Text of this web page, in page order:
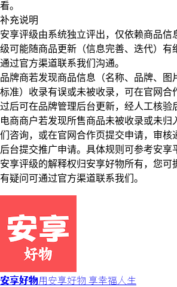
看。
补充说明
安享评级由系统独立评出，仅依赖商品信
级可能随商品更新（信息完善、迭代）有
通过官方渠道联系我们沟通。
品牌商若发现商品信息（名称、品牌、图
标准）收录有误或未被收录，可在官网合
过后可在品牌管理后台更新，经人工核验
电商商户若发现所售商品未被收录或未归
们咨询，或在官网合作页提交申请，审核
后台提交推广申请。具体规则可参考安享
安享评级的解释权归安享好物所有，您可
有疑问可通过官方渠道联系我们。
安享好物用安享好物 享幸福人生